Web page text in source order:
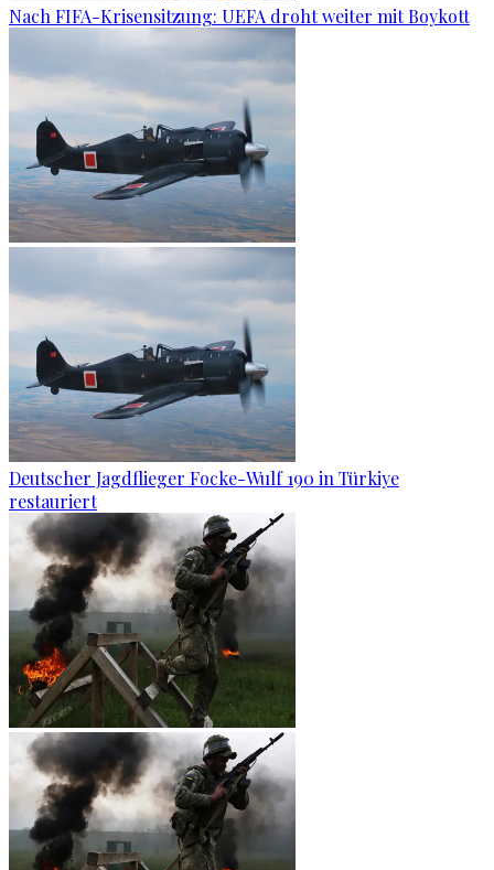
Nach FIFA-Krisensitzung: UEFA droht weiter mit Boykott
Deutscher Jagdflieger Focke-Wulf 190 in Türkiye
restauriert